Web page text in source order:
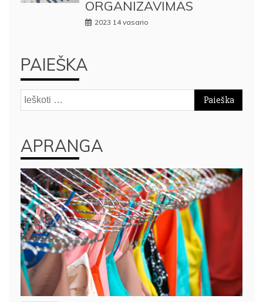
ORGANIZAVIMAS
2023 14 vasario
PAIEŠKA
Ieškoti:
APRANGA